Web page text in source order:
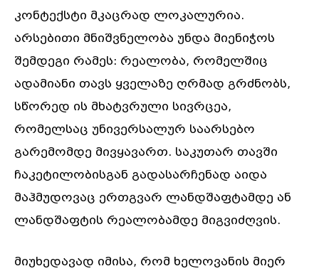
კონტექსტი მკაცრად ლოკალურია.
არსებითი მნიშვნელობა უნდა მიენიჭოს
შემდეგი რამეს: რეალობა, რომელშიც
ადამიანი თავს ყველაზე ღრმად გრძნობს,
სწორედ ის მხატვრული სივრცეა,
რომელსაც უნივერსალურ საარსებო
გარემომდე მივყავართ. საკუთარ თავში
ჩაკეტილობისგან გადასარჩენად აიდა
მაჰმუდოვაც ერთგვარ ლანდშაფტამდე ან
ლანდშაფტის რეალობამდე მიგვიძღვის.
მიუხედავად იმისა, რომ ხელოვანის მიერ